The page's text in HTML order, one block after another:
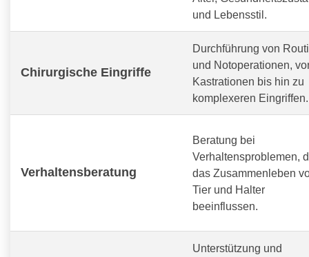
und Lebensstil.
Chirurgische Eingriffe
Durchführung von
und Notoperationen,
Kastrationen bis hin zu
komplexeren Eingriffen.
Verhaltensberatung
Beratung bei
Verhaltensproblemen,
das Zusammenleben
Tier und Halter
beeinflussen.
Unterstützung und